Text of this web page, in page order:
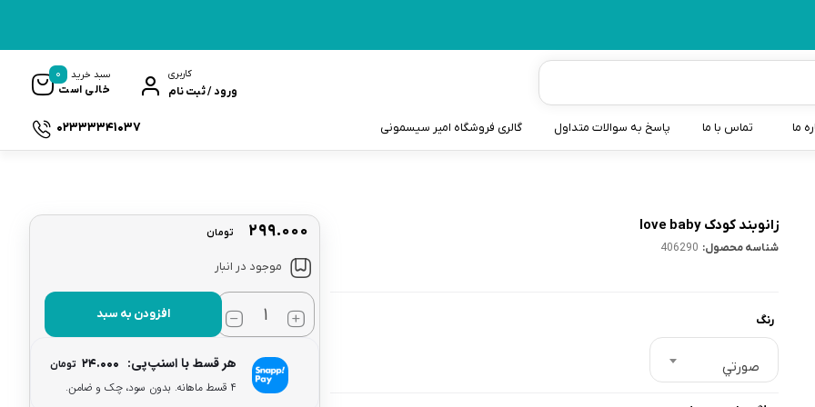
کاربری
ورود / ثبت نام
سبد خرید
خالی است
0
ما تماس با ما پاسخ به سوالات متداول گالری فروشگاه امیر سیسمونی 02333341037
زانوبند کودک love baby
شناسه محصول: 406290
رنگ
صورتي
۲۹۹.۰۰۰ تومان
موجود در انبار
افزودن به سبد
هر قسط با اسنپ‌پی: ۲۴.۰۰۰ تومان
۴ قسط ماهانه. بدون سود، چک و ضامن.